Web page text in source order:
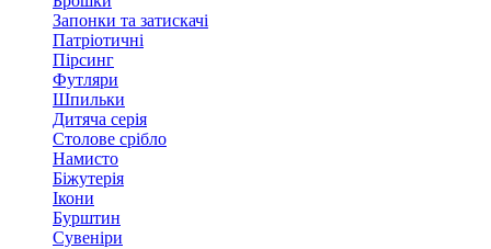
Запонки та затискачі
Патріотичні
Пірсинг
Футляри
Шпильки
Дитяча серія
Столове срібло
Намисто
Біжутерія
Ікони
Бурштин
Сувеніри